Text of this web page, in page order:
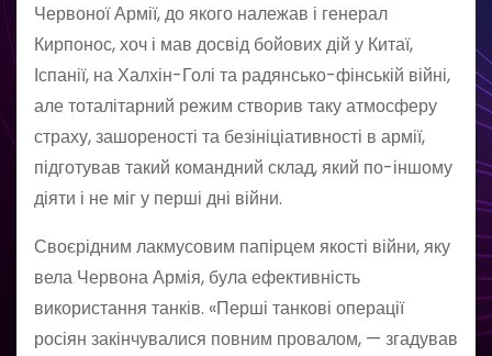
Червоної Армії, до якого належав і генерал
Кирпонос, хоч і мав досвід бойових дій у Китаї,
Іспанії, на Халхін-Голі та радянсько-фінській війні,
але тоталітарний режим створив таку атмосферу
страху, зашореності та безініціативності в армії,
підготував такий командний склад, який по-іншому
діяти і не міг у перші дні війни.
Своєрідним лакмусовим папірцем якості війни, яку
вела Червона Армія, була ефективність
використання танків. «Перші танкові операції
росіян закінчувалися повним провалом, — згадував